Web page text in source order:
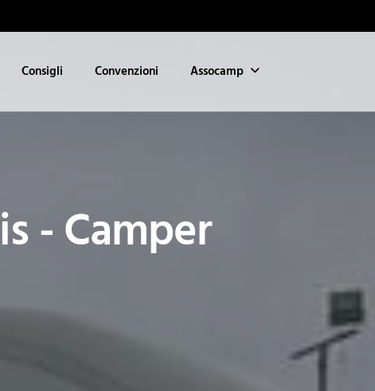
Consigli Convenzioni Assocamp
- Camper